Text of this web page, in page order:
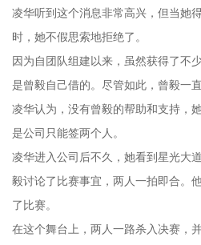
凌华听到这个消息非常高兴，但当她
时，她不假思索地拒绝了。
因为自团队组建以来，虽然获得了不
是曾毅自己借的。尽管如此，曾毅一
凌华认为，没有曾毅的帮助和支持，
是公司只能签两个人。
凌华进入公司后不久，她看到星光大
毅讨论了比赛事宜，两人一拍即合。
了比赛。
在这个舞台上，两人一路杀入决赛，